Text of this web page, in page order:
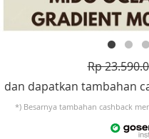
Rp
dan dapatkan tambahan
*) Besarnya tambahan cashback